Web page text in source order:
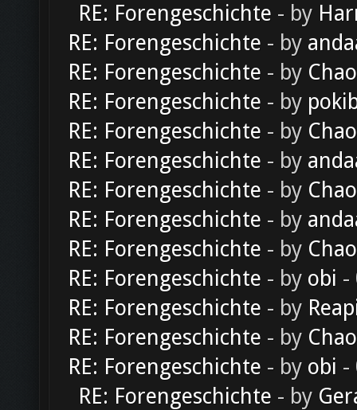
RE: Forengeschichte - by
RE: Forengeschichte - by
RE: Forengeschichte - by
RE: Forengeschichte - by
RE: Forengeschichte - by
RE: Forengeschichte - by
RE: Forengeschichte - by
RE: Forengeschichte - by
RE: Forengeschichte - by
RE: Forengeschichte - by obi -
RE: Forengeschichte - by
RE: Forengeschichte - by
RE: Forengeschichte - by obi -
RE: Forengeschichte - by